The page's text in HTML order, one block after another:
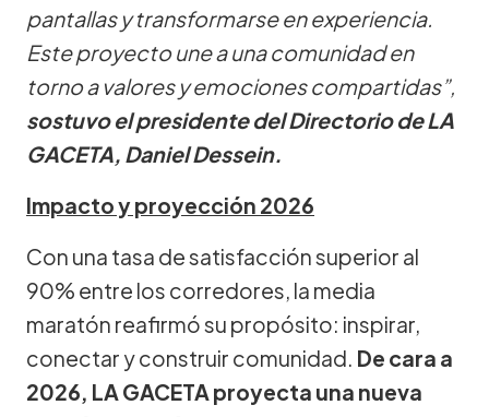
pantallas y transformarse en experiencia.
Este proyecto une a una comunidad en
torno a valores y emociones compartidas”,
sostuvo el presidente del Directorio de LA
GACETA, Daniel Dessein.
Impacto y proyección 2026
Con una tasa de satisfacción superior al
90% entre los corredores, la media
maratón reafirmó su propósito: inspirar,
conectar y construir comunidad. De cara a
2026, LA GACETA proyecta una nueva